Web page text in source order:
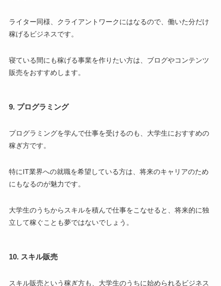
ライター同様、クライアントワークにはなるので、働いた分だけ
稼げるビジネスです。
寝ている間にも稼げる事業を作りたい方は、ブログやコンテンツ
販売をおすすめします。
9. プログラミング
プログラミングを学んで仕事を受けるのも、大学生におすすめの
稼ぎ方です。
特にIT業界への就職を希望している方は、将来のキャリアのため
にもなるのが魅力です。
大学生のうちからスキルを積んで仕事をこなせると、将来的に独
立して稼ぐことも夢ではないでしょう。
10. スキル販売
スキル販売という稼ぎ方も、大学生のうちに始められるビジネス